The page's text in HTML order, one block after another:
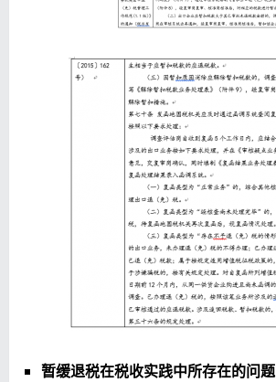
暂缓退税在税收实践中所存在的问题